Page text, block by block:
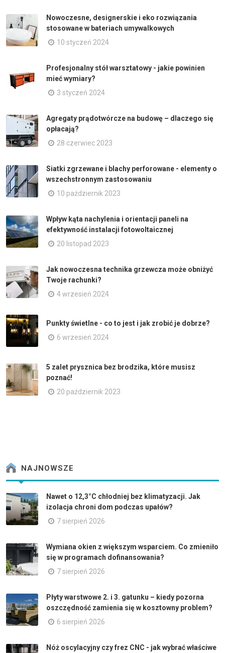
Nowoczesne, designerskie i eko rozwiązania
stosowane w bateriach umywalkowych
10 styczeń 2024
Profesjonalny stół warsztatowy - jakie powinien
mieć wymiary?
3 styczeń 2024
Agregaty prądotwórcze na budowę – dlaczego się
opłacają?
28 czerwiec 2023
Siatki zgrzewane i blachy perforowane - elementy o
wszechstronnym zastosowaniu
10 październik 2023
Wpływ kąta nachylenia i orientacji paneli na
efektywność instalacji fotowoltaicznej
20 listopad 2023
Jak nowoczesna technika grzewcza może obniżyć
Twoje rachunki?
4 wrzesień 2024
Punkty świetlne - co to jest i jak zrobić je dobrze?
6 wrzesień 2024
5 zalet prysznica bez brodzika, które musisz
poznać!
20 październik 2023
NAJNOWSZE
Nawet o 12,3°C chłodniej bez klimatyzacji. Jak
izolacja chroni dom podczas upałów?
7 sierpień 2026
Wymiana okien z większym wsparciem. Co zmieniło
się w programach dofinansowania?
7 sierpień 2026
Płyty warstwowe 2. i 3. gatunku – kiedy pozorna
oszczędność zamienia się w kosztowny problem?
6 sierpień 2026
Nóż oscylacyjny czy frez CNC - jak wybrać właściwe